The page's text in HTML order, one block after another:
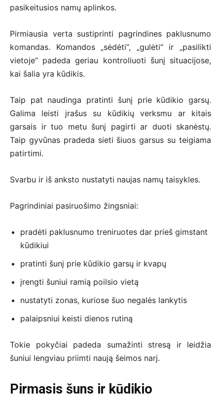
pasikeitusios namų aplinkos.
Pirmiausia verta sustiprinti pagrindines paklusnumo
komandas. Komandos „sėdėti“, „gulėti“ ir „pasilikti
vietoje“ padeda geriau kontroliuoti šunį situacijose,
kai šalia yra kūdikis.
Taip pat naudinga pratinti šunį prie kūdikio garsų.
Galima leisti įrašus su kūdikių verksmu ar kitais
garsais ir tuo metu šunį pagirti ar duoti skanėstų.
Taip gyvūnas pradeda sieti šiuos garsus su teigiama
patirtimi.
Svarbu ir iš anksto nustatyti naujas namų taisykles.
Pagrindiniai pasiruošimo žingsniai:
pradėti paklusnumo treniruotes dar prieš gimstant
kūdikiui
pratinti šunį prie kūdikio garsų ir kvapų
įrengti šuniui ramią poilsio vietą
nustatyti zonas, kuriose šuo negalės lankytis
palaipsniui keisti dienos rutiną
Tokie pokyčiai padeda sumažinti stresą ir leidžia
šuniui lengviau priimti naują šeimos narį.
Pirmasis šuns ir kūdikio